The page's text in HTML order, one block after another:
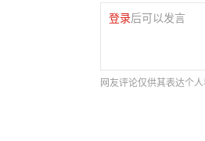
登录后可以发言
网友评论仅供其表达个